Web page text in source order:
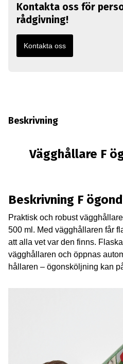
Kontakta oss för
rådgivning!
Kontakta oss
Beskrivning
Vägghållare F
Beskrivning F
Praktisk och robust
500 ml. Med vägghållaren får
att alla vet var den finns.
vägghållaren och öppnas
hållaren – ögonsköljning kan